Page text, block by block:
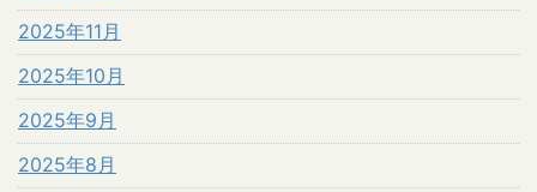
2025年11月
2025年10月
2025年9月
2025年8月